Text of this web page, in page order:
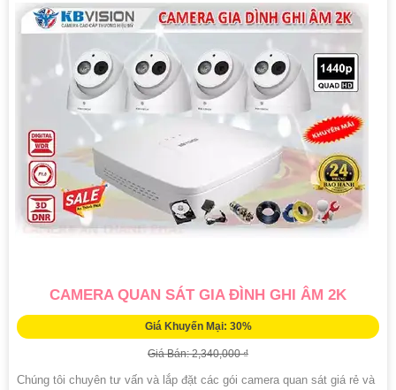
CAMERA QUAN SÁT GIA ĐÌNH GHI ÂM 2K
Giá Khuyến Mại: 30%
Giá Bán: 2,340,000 ₫
Chúng tôi chuyên tư vấn và lắp đặt các gói camera quan sát giá rẻ và